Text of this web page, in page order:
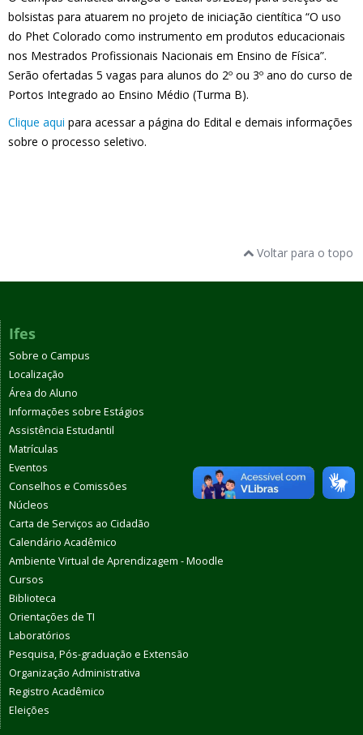
bolsistas para atuarem no projeto de iniciação cientítica “O uso
do Phet Colorado como instrumento em produtos educacionais
nos Mestrados Profissionais Nacionais em Ensino de Física”.
Serão ofertadas 5 vagas para alunos do 2º ou 3º ano do curso de
Portos Integrado ao Ensino Médio (Turma B).
Clique aqui para acessar a página do Edital e demais informações
sobre o processo seletivo.
Voltar para o topo
Ifes
Sobre o Campus
Localização
Área do Aluno
Informações sobre Estágios
Assistência Estudantil
Matrículas
Eventos
Conselhos e Comissões
Núcleos
Carta de Serviços ao Cidadão
Calendário Acadêmico
Ambiente Virtual de Aprendizagem - Moodle
Cursos
Biblioteca
Orientações de TI
Laboratórios
Pesquisa, Pós-graduação e Extensão
Organização Administrativa
Registro Acadêmico
Eleições